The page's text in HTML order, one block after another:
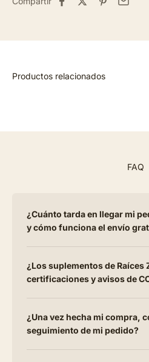
FAQ
¿Cuánto tarda en llegar mi
y cómo funciona el envío
¿Los suplementos de Raíces
certificaciones y avisos de
¿Una vez hecha mi compra,
seguimiento de mi pedido?